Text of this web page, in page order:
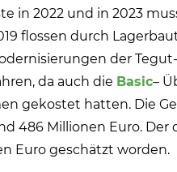
in 2022 und in 2023
flossen durch
der
da auch die Basic–
gekostet hatten. Die
486 Millionen Euro. Der
Euro geschätzt worden.